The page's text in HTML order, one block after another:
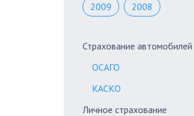
2009 2008
Страхование автомобилей
ОСАГО
КАСКО
Личное страхование